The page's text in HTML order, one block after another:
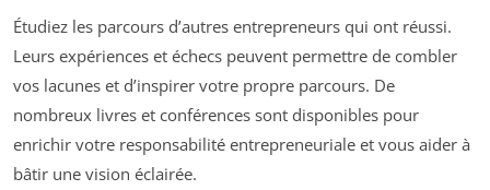
Étudiez les parcours d’autres entrepreneurs qui ont réussi.
Leurs expériences et échecs peuvent permettre de combler
vos lacunes et d’inspirer votre propre parcours. De
nombreux livres et conférences sont disponibles pour
enrichir votre responsabilité entrepreneuriale et vous aider à
bâtir une vision éclairée.